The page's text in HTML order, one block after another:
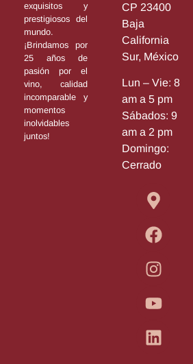
exquisitos y
prestigiosos del
mundo.
¡Brindamos por
25 años de
pasión por el
vino, calidad
incomparable y
momentos
inolvidables
juntos!
CP 23400
Baja
California
Sur, México
Lun – Vie: 8
am a 5 pm
Sábados: 9
am a 2 pm
Domingo:
Cerrado